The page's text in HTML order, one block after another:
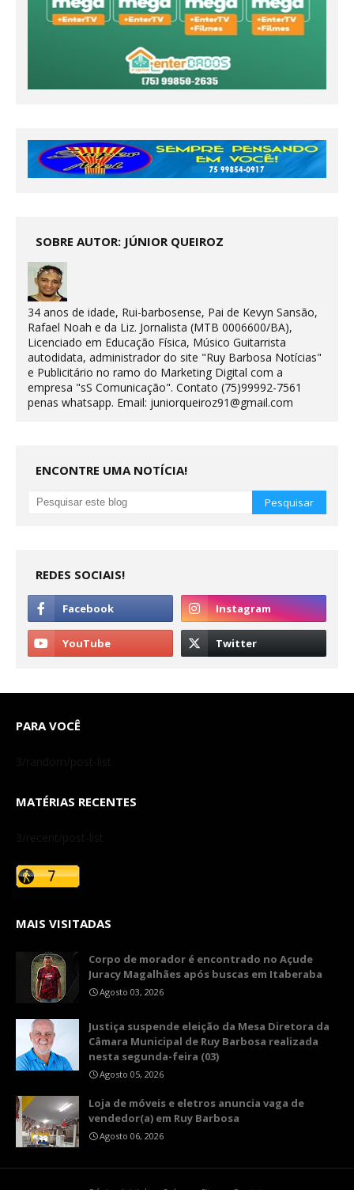
SOBRE AUTOR: JÚNIOR QUEIROZ
34 anos de idade, Rui-barbosense, Pai de Kevyn Sansão,
Rafael Noah e da Liz. Jornalista (MTB 0006600/BA),
Licenciado em Educação Física, Músico Guitarrista
autodidata, administrador do site "Ruy Barbosa Notícias"
e Publicitário no ramo do Marketing Digital com a
empresa "sS Comunicação". Contato (75)99992-7561
penas whatsapp. Email: juniorqueiroz91@gmail.com
ENCONTRE UMA NOTÍCIA!
REDES SOCIAIS!
PARA VOCÊ
3/random/post-list
MATÉRIAS RECENTES
3/recent/post-list
MAIS VISITADAS
Corpo de morador é encontrado no Açude
Juracy Magalhães após buscas em Itaberaba
Agosto 03, 2026
​Justiça suspende eleição da Mesa Diretora da
Câmara Municipal de Ruy Barbosa realizada
nesta segunda-feira (03)
Agosto 05, 2026
Loja de móveis e eletros anuncia vaga de
vendedor(a) em Ruy Barbosa
Agosto 06, 2026